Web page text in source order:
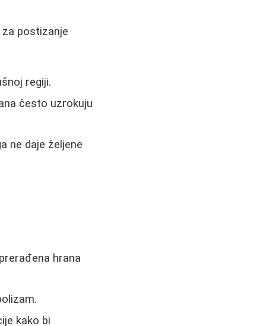
postizanje
regiji.
često uzrokuju
ne daje željene
hrana
kako bi